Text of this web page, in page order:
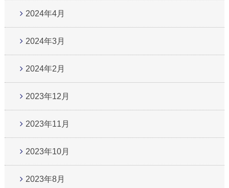
2024年4月
2024年3月
2024年2月
2023年12月
2023年11月
2023年10月
2023年8月